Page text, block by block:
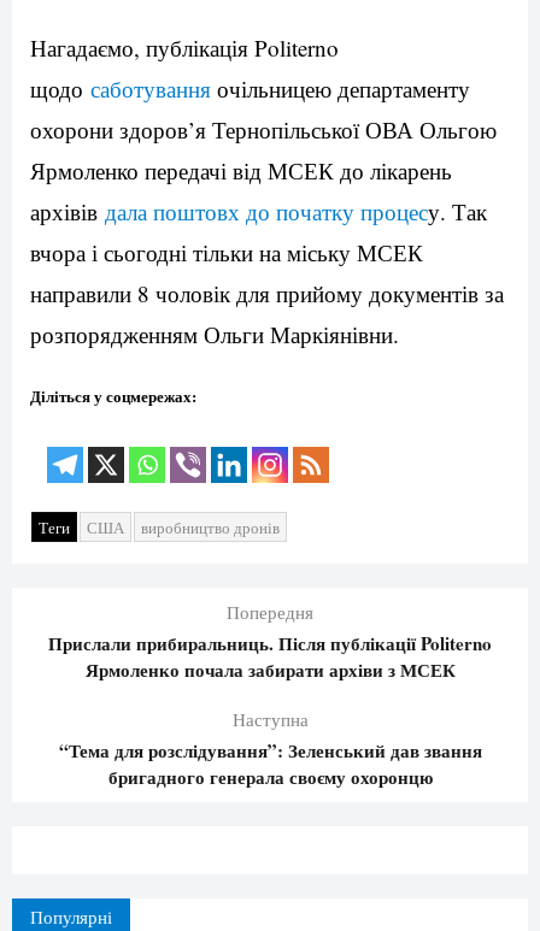
Нагадаємо, публікація Politerno
щодо саботування очільницею департаменту
охорони здоров’я Тернопільської ОВА Ольгою
Ярмоленко передачі від МСЕК до лікарень
архівів дала поштовх до початку процесу. Так
вчора і сьогодні тільки на міську МСЕК
направили 8 чоловік для прийому документів за
розпорядженням Ольги Маркіянівни.
Діліться у соцмережах:
Теги США виробництво дронів
Попередня
Прислали прибиральниць. Після публікації Politerno
Ярмоленко почала забирати архіви з МСЕК
Наступна
“Тема для розслідування”: Зеленський дав звання
бригадного генерала своєму охоронцю
Популярні